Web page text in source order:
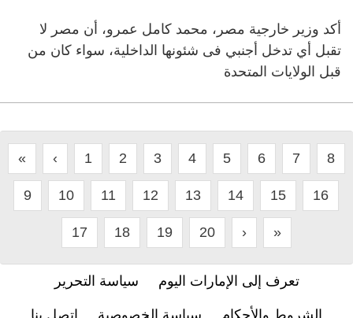
أكد وزير خارجية مصر، محمد كامل عمرو، أن مصر لا
تقبل أي تدخل أجنبي فى شئونها الداخلية، سواء كان من
قبل الولايات المتحدة
« ‹ 1 2 3 4 5 6 7 8
9 10 11 12 13 14 15 16
17 18 19 20 › »
تعرف إلى الإمارات اليوم سياسة التحرير